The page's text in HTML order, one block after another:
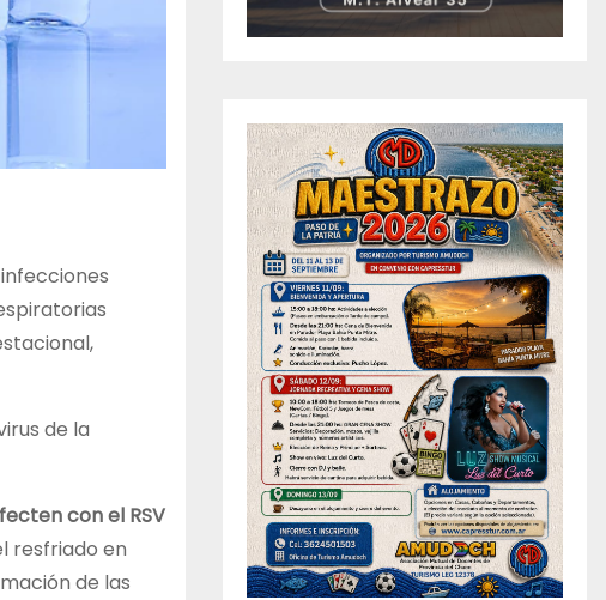
de la
con el RSV
resfriado en
de las